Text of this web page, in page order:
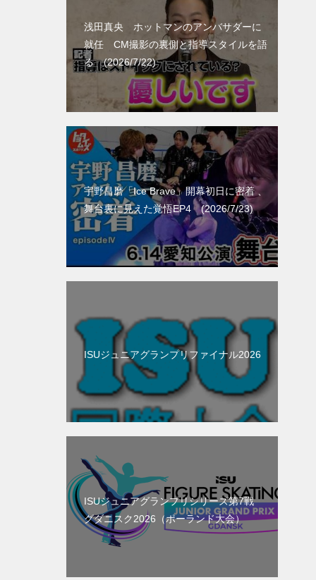
浅田真央 ホットマンのアンバサダーに
就任 CM撮影の裏側と指導スタイルを語
る (2026/7/22)
宇野昌磨「Ice Brave」開幕初日に密着 、
舞台裏に見えた覚悟EP4 (2026/7/23)
ISUジュニアグランプリファイナル2026
ISUジュニアグランプリシリーズ第7戦
グダニスク2026（ポーランド大会）